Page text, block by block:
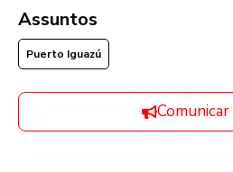
Assuntos
Puerto Iguazú